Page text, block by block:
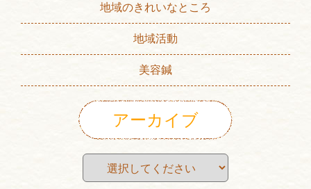
地域のきれいなところ
地域活動
美容鍼
アーカイブ